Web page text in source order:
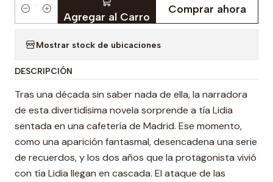
Cantidad Agregar al Carro
Comprar ahora
Mostrar stock de ubicaciones
DESCRIPCIÓN
Tras una década sin saber nada de ella, la narradora
de esta divertidísima novela sorprende a tía Lidia
sentada en una cafetería de Madrid. Ese momento,
como una aparición fantasmal, desencadena una serie
de recuerdos, y los dos años que la protagonista vivió
con tía Lidia llegan en cascada. El ataque de las